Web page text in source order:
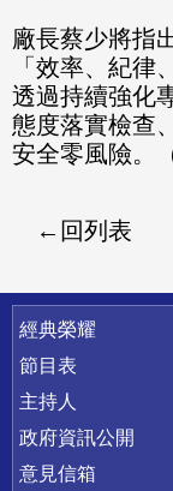
廠長蔡少將指
「效率、紀
透過持續強化
態度落實檢查
安全零風險。
回列表
快速連結
經典榮耀
節目表
主持人
政府資訊公開
意見信箱